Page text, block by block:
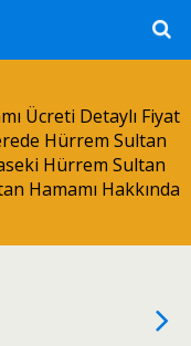
Ücreti Detaylı Fiyat
Hürrem Sultan
Hürrem Sultan
Hamamı Hakkında